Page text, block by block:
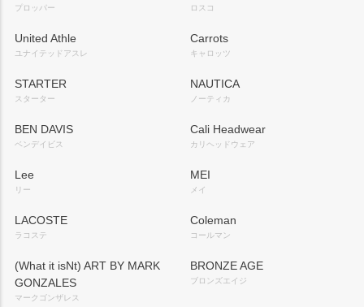
プロッパー ロスコ
United Athle
ユナイテッドアスレ
Carrots
キャロッツ
STARTER
スターター
NAUTICA
ノーティカ
BEN DAVIS
ベンデイビス
Cali Headwear
カリヘッドウェア
Lee
リー
MEI
メイ
LACOSTE
ラコステ
Coleman
コールマン
(What it isNt) ART BY MARK
GONZALES
マークゴンザレス
BRONZE AGE
ブロンズエイジ